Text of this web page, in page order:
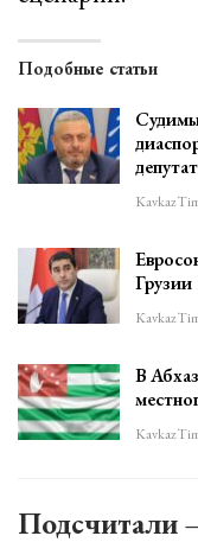
Подобные статьи
Грузии
В
Подсчитали